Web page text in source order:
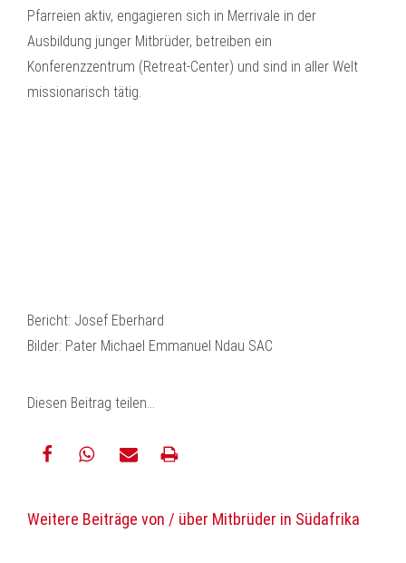
Pfarreien aktiv, engagieren sich in Merrivale in der
Ausbildung junger Mitbrüder, betreiben ein
Konferenzzentrum (Retreat-Center) und sind in aller Welt
missionarisch tätig.
Bericht: Josef Eberhard
Bilder: Pater Michael Emmanuel Ndau SAC
Diesen Beitrag teilen…
Mail
Weitere Beiträge von / über Mitbrüder in Südafrika